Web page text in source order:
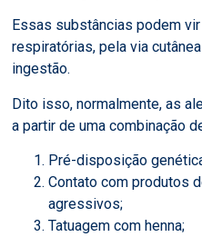
Essas substâncias podem
respiratórias, pela via
ingestão.
Dito isso, normalmente, as
a partir de uma combinação
Pré-disposição
Contato com produtos
agressivos;
Tatuagem com henna;